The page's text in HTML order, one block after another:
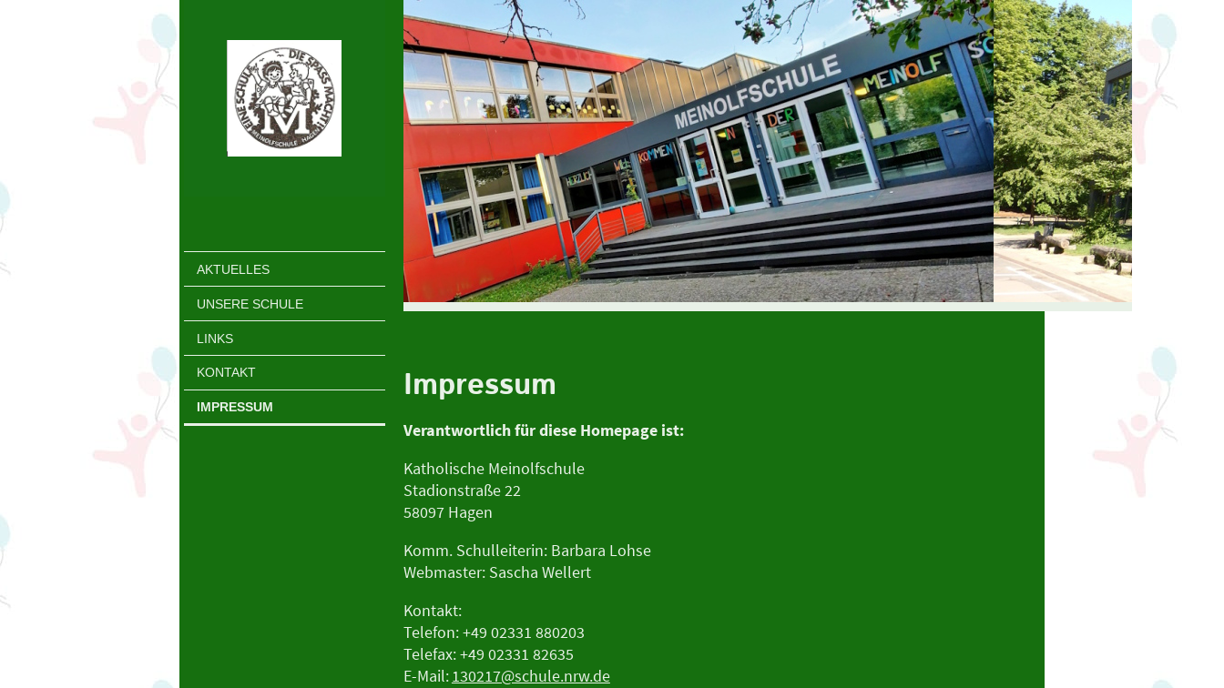
AKTUELLES
UNSERE SCHULE
LINKS
KONTAKT
IMPRESSUM
Impressum
Verantwortlich für diese Homepage ist:
Katholische Meinolfschule
Stadionstraße 22
58097 Hagen
Komm. Schulleiterin: Barbara Lohse
Webmaster: Sascha Wellert
Kontakt:
Telefon:+49 02331 880203
Telefax: +49 02331 82635
E-Mail:130217@schule.nrw.de